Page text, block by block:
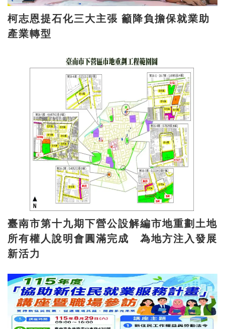
柯志恩提石化三大主張 籲降負擔保就業助
產業轉型
臺南市第十九期下營公設解編市地重劃土地
所有權人說明會圓滿完成 為地方注入發展
新活力